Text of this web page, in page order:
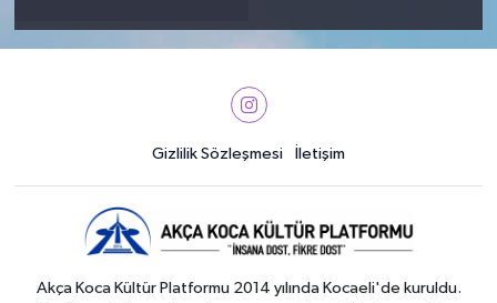
Gizlilik Sözleşmesi İletişim
Akça Koca Kültür Platformu 2014 yılında Kocaeli'de kuruldu.